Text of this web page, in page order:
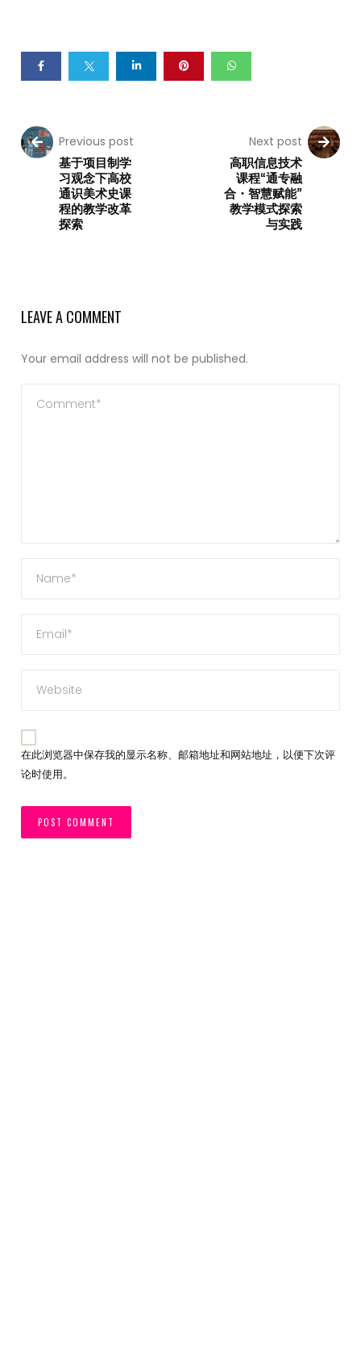
Previous post
基于项目制学
习观念下高校
通识美术史课
程的教学改革
探索
Next post
高职信息技术
课程“通专融
合・智慧赋能”
教学模式探索
与实践
LEAVE A COMMENT
Your email address will not be published.
在此浏览器中保存我的显示名称、邮箱地址和网站地址，以便下次评
论时使用。